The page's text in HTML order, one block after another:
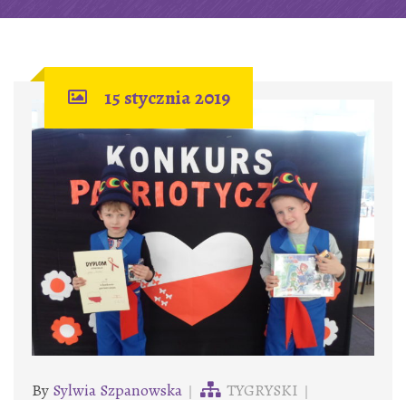
15 stycznia 2019
By Sylwia Szpanowska TYGRYSKI